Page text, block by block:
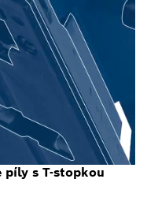
s T-stopkou